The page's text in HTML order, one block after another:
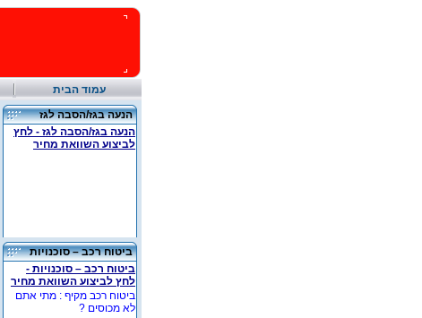
עמוד הבית
הנעה בגז/הסבה לגז
הנעה בגז/הסבה לגז - לחץ
לביצוע השוואת מחיר
ביטוח רכב – סוכנויות
ביטוח רכב – סוכנויות -
לחץ לביצוע השוואת מחיר
ביטוח רכב מקיף : מתי אתם
לא מכוסים ?